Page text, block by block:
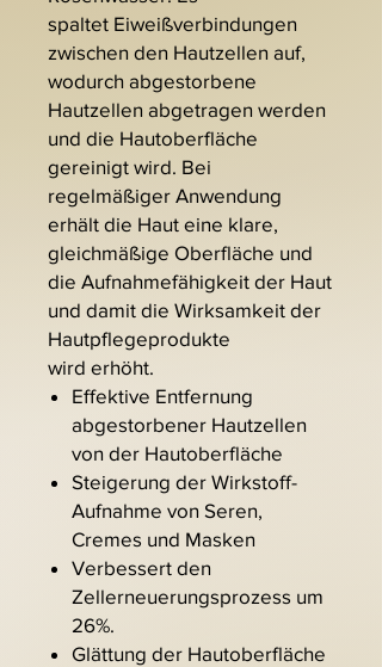
spaltet Eiweißverbindungen
zwischen den Hautzellen auf,
wodurch abgestorbene
Hautzellen abgetragen werden
und die Hautoberfläche
gereinigt wird. Bei
regelmäßiger Anwendung
erhält die Haut eine klare,
gleichmäßige Oberfläche und
die Aufnahmefähigkeit der Haut
und damit die Wirksamkeit der
Hautpflegeprodukte
wird erhöht.
Effektive Entfernung
abgestorbener Hautzellen
von der Hautoberfläche
Steigerung der Wirkstoff-
Aufnahme von Seren,
Cremes und Masken
Verbessert den
Zellerneuerungsprozess um
26%.
Glättung der Hautoberfläche